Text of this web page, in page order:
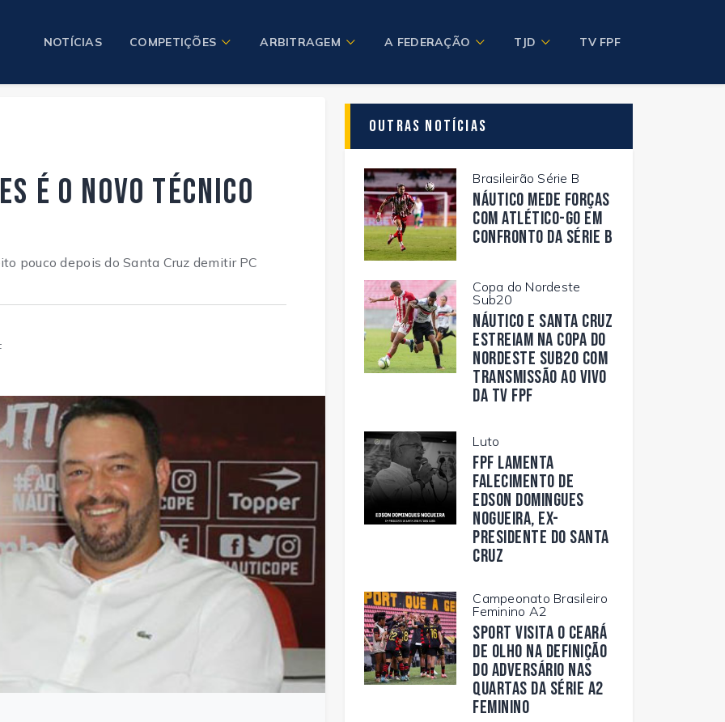
NOTÍCIAS COMPETIÇÕES ARBITRAGEM A FEDERAÇÃO TJD TV FPF
é o novo técnico
pouco depois do Santa Cruz demitir PC
Outras Notícias
Brasileirão Série B
Náutico mede forças
com Atlético-GO em
confronto da Série B
Copa do Nordeste
Sub20
Náutico e Santa Cruz
estreiam na Copa do
Nordeste Sub20 com
transmissão ao vivo
da TV FPF
Luto
FPF lamenta
falecimento de
Edson Domingues
Nogueira, ex-
presidente do Santa
Cruz
Campeonato Brasileiro
Feminino A2
Sport visita o Ceará
de olho na definição
do adversário nas
quartas da Série A2
Feminino